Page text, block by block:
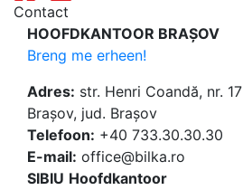
Contact
HOOFDKANTOOR BRAȘOV
Breng me erheen!
Adres: str. Henri Coandă, nr. 17
Brașov, jud. Brașov
Telefoon: +40 733.30.30.30
E-mail: office@bilka.ro
SIBIU Hoofdkantoor